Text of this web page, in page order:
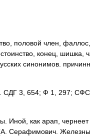
половой член,
конец, шишка,
синонимов.
СДГ 3, 654; Ф 1, 297;
Иной, как арап,
Серафимович.